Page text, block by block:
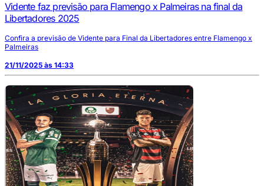
Vidente faz previsão para Flamengo x Palmeiras na final da
Libertadores 2025
Confira a previsão de Vidente para Final da Libertadores entre Flamengo x
Palmeiras
21/11/2025 às 14:33